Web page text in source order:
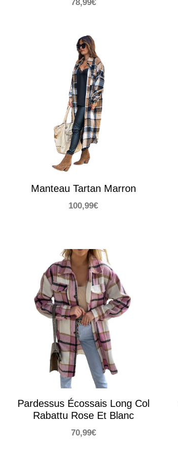
78,99€
Manteau Tartan Marron
100,99€
Pardessus Écossais Long Col
Rabattu Rose Et Blanc
70,99€